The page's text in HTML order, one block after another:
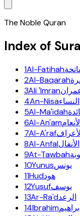
The Noble Quran
Index of
1Al-Fatihah
2Al-Baqarah
3Ali 'Imran
4An-Nisaالنساء
5Al-Ma'idah
6Al-An'am
7Al-A'raf
8Al-Anfalالأنفال
9At-Tawbah
10Yunusيونس
11Hudهود
12Yusufيوسف
13Ar-Ra'dالرعد
14Ibrahim